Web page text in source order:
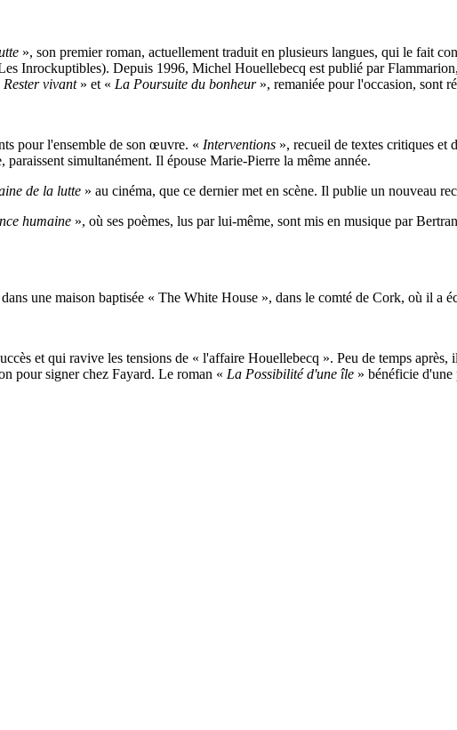
», son premier roman, actuellement traduit en plusieurs langues, qui le fait
Inrockuptibles). Depuis 1996, Michel Houellebecq est publié par
Rester vivant» et « La Poursuite du bonheur», remaniée pour l'occasion, sont
pour l'ensemble de son œuvre. « Interventions », recueil de textes critiques et
simultanément. Il épouse Marie-Pierre la même année.
de la lutte » au cinéma, que ce dernier met en scène. Il publie un nouveau
humaine », où ses poèmes, lus par lui-même, sont mis en musique par
une maison baptisée « The White House », dans le comté de Cork, où il a
et qui ravive les tensions de « l'affaire Houellebecq ». Peu de temps
pour signer chez Fayard. Le roman « La Possibilité d'une île » bénéficie